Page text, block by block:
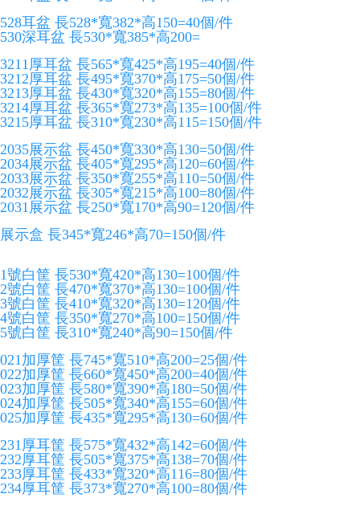
528耳盆 長528*寬382*高150=40個/件
530深耳盆 長530*寬385*高200=
3211厚耳盆 長565*寬425*高195=40個/件
3212厚耳盆 長495*寬370*高175=50個/件
3213厚耳盆 長430*寬320*高155=80個/件
3214厚耳盆 長365*寬273*高135=100個/件
3215厚耳盆 長310*寬230*高115=150個/件
2035展示盆 長450*寬330*高130=50個/件
2034展示盆 長405*寬295*高120=60個/件
2033展示盆 長350*寬255*高110=50個/件
2032展示盆 長305*寬215*高100=80個/件
2031展示盆 長250*寬170*高90=120個/件
展示盒 長345*寬246*高70=150個/件
1號白筐 長530*寬420*高130=100個/件
2號白筐 長470*寬370*高130=100個/件
3號白筐 長410*寬320*高130=120個/件
4號白筐 長350*寬270*高100=150個/件
5號白筐 長310*寬240*高90=150個/件
021加厚筐 長745*寬510*高200=25個/件
022加厚筐 長660*寬450*高200=40個/件
023加厚筐 長580*寬390*高180=50個/件
024加厚筐 長505*寬340*高155=60個/件
025加厚筐 長435*寬295*高130=60個/件
231厚耳筐 長575*寬432*高142=60個/件
232厚耳筐 長505*寬375*高138=70個/件
233厚耳筐 長433*寬320*高116=80個/件
234厚耳筐 長373*寬270*高100=80個/件